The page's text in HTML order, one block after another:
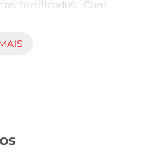
fortificados. Com
já revela a sua
Ruby, você será